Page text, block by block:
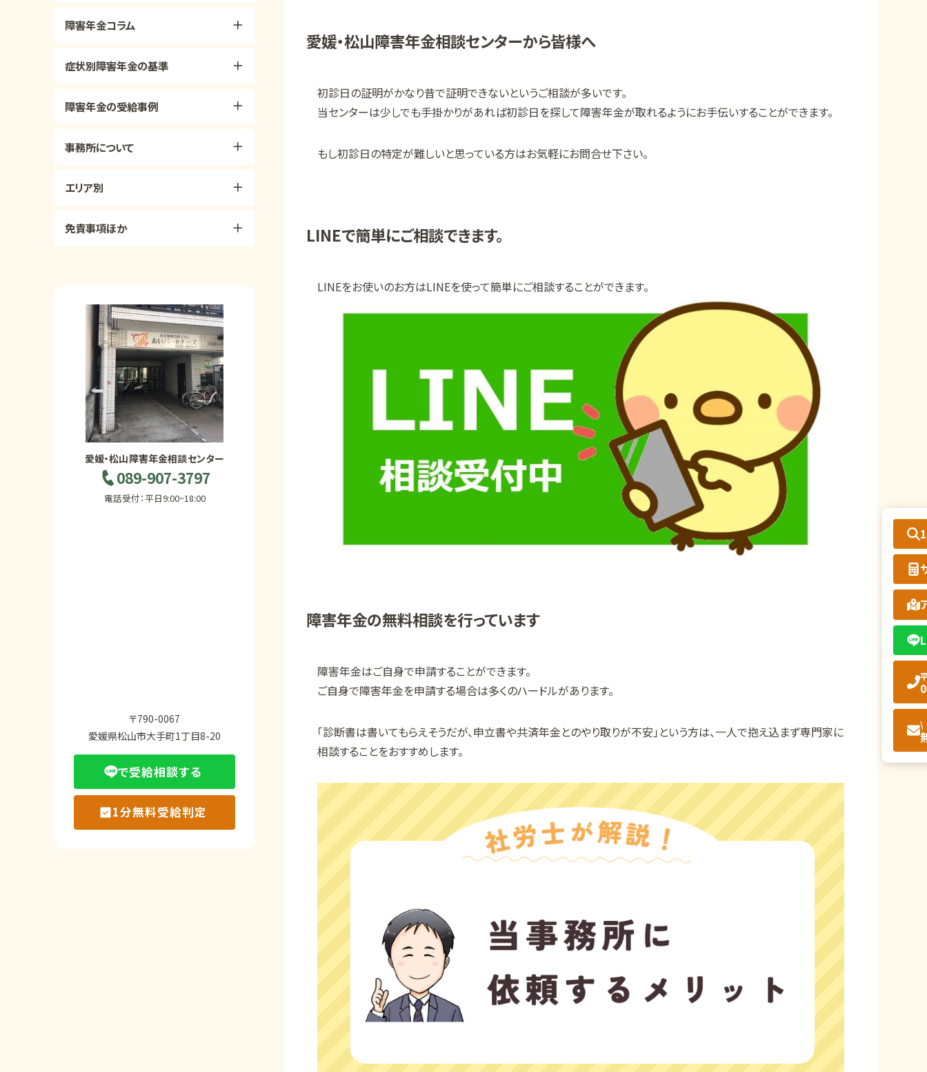
愛媛・松山障害年金相談センターから皆様へ
初診日の証明がかなり昔で証明できないというご相談が多いです。
当センターは少しでも手掛かりがあれば初診日を探して障害年金が取れるようにお手伝いすることができます。
もし初診日の特定が難しいと思っている方はお気軽にお問合せ下さい。
LINEで簡単にご相談できます。
LINEをお使いのお方はLINEを使って簡単にご相談することができます。
障害年金の無料相談を行っています
障害年金はご自身で申請することができます。
ご自身で障害年金を申請する場合は多くのハードルがあります。
「診断書は書いてもらえそうだが、申立書や共済年金とのやり取りが不安」という方は、一人で抱え込まず専門家に
相談することをおすすめします。
障害年金コラム
症状別障害年金の基準
障害年金の受給事例
事務所について
エリア別
免責事項ほか
愛媛・松山障害年金相談センター
089-907-3797
電話受付：平日9:00~18:00
〒790-0067
愛媛県松山市大手町1丁目8-20
で受給相談する
1分無料受給判定
\